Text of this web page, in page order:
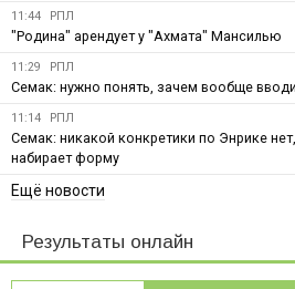
11:44 РПЛ
"Родина" арендует у "Ахмата" Мансилью
11:29 РПЛ
Семак: нужно понять, зачем вообще
11:14 РПЛ
Семак: никакой конкретики по Энрике
набирает форму
Ещё новости
Результаты онлайн